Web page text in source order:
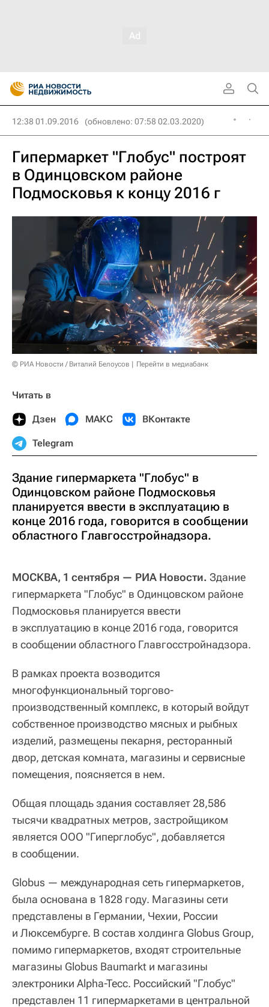
12:38 01.09.2016 (обновлено: 07:58 02.03.2020)
Гипермаркет "Глобус" построят
в Одинцовском районе
Подмосковья к концу 2016 г
© РИА Новости / Виталий Белоусов Перейти в медиабанк
Читать в
Дзен МАКС ВКонтакте
Telegram
Здание гипермаркета "Глобус" в
Одинцовском районе Подмосковья
планируется ввести в эксплуатацию в
конце 2016 года, говорится в сообщении
областного Главгосстройнадзора.
МОСКВА, 1 сентября — РИА Новости. Здание
гипермаркета "Глобус" в Одинцовском районе
Подмосковья планируется ввести
в эксплуатацию в конце 2016 года, говорится
в сообщении областного Главгосстройнадзора.
В рамках проекта возводится
многофункциональный торгово-
производственный комплекс, в который войдут
собственное производство мясных и рыбных
изделий, размещены пекарня, ресторанный
двор, детская комната, магазины и сервисные
помещения, поясняется в нем.
Общая площадь здания составляет 28,586
тысячи квадратных метров, застройщиком
является ООО "Гиперглобус", добавляется
в сообщении.
Globus — международная сеть гипермаркетов,
была основана в 1828 году. Магазины сети
представлены в Германии, Чехии, России
и Люксембурге. В состав холдинга Globus Group,
помимо гипермаркетов, входят строительные
магазины Globus Baumarkt и магазины
электроники Alpha-Tecc. Российский "Глобус"
представлен 11 гипермаркетами в центральной